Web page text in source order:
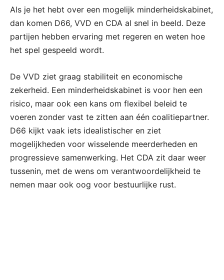
Als je het hebt over een mogelijk minderheidskabinet,
dan komen D66, VVD en CDA al snel in beeld. Deze
partijen hebben ervaring met regeren en weten hoe
het spel gespeeld wordt.
De VVD ziet graag stabiliteit en economische
zekerheid. Een minderheidskabinet is voor hen een
risico, maar ook een kans om flexibel beleid te
voeren zonder vast te zitten aan één coalitiepartner.
D66 kijkt vaak iets idealistischer en ziet
mogelijkheden voor wisselende meerderheden en
progressieve samenwerking. Het CDA zit daar weer
tussenin, met de wens om verantwoordelijkheid te
nemen maar ook oog voor bestuurlijke rust.